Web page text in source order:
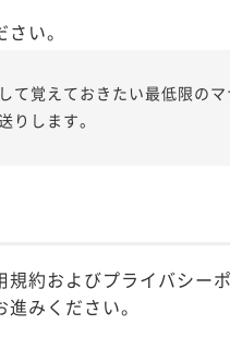
い。
て覚えておきたい最低限の
りします。
約およびプライバシー
みください。